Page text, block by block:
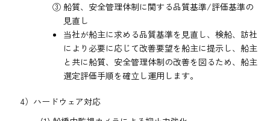
③ 船質、安全管理体制に関する品質基準/評価基準の
見直し
当社が船主に求める品質基準を見直し、検船、訪社
により必要に応じて改善要望を船主に提示し、船主
と共に船質、安全管理体制の改善を図るため、船主
選定評価手順を確立し運用します。
4）ハードウェア対応